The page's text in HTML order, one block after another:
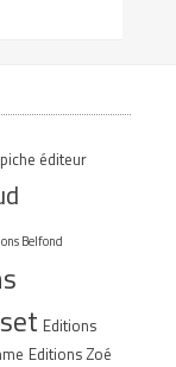
éditeur
Belfond
Editions
Editions Zoé